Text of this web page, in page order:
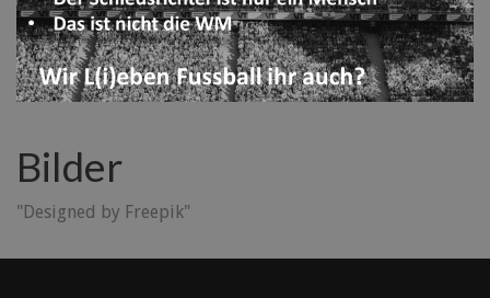
Bilder
"Designed by Freepik"